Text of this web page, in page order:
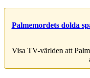
Palmemordets dolda
Visa TV-världen att